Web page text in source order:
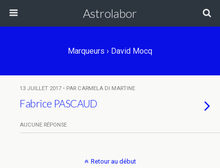
Astrolabor
Marqueurs › David Mocq
13 JUILLET 2017 • PAR CARMELA DI MARTINE
Fabrice PASCAUD
AUCUNE RÉPONSE
Retour au début